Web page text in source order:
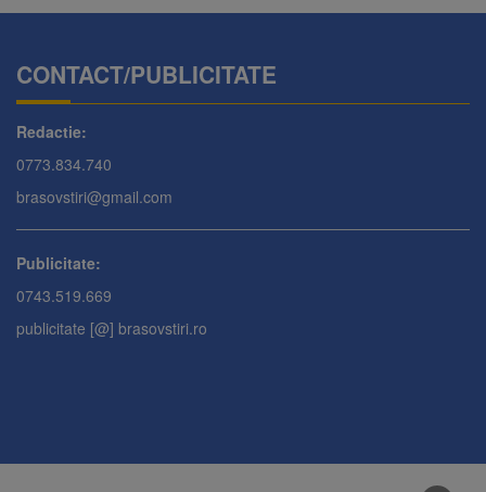
CONTACT/PUBLICITATE
Redactie:
0773.834.740
brasovstiri@gmail.com
Publicitate:
0743.519.669
publicitate [@] brasovstiri.ro